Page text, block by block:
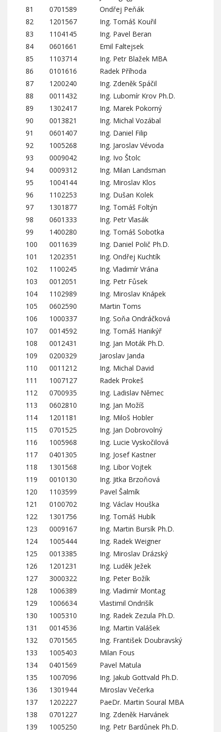
81
0701589
Ondřej Peňák
82
1201567
Ing. Tomáš Kouřil
83
1104145
Ing. Pavel Beran
84
0601661
Emil Faltejsek
85
1103714
Ing. Petr Blažek MBA
86
0101616
Radek Příhoda
87
1200240
Ing. Zdeněk Spáčil
88
0011432
Ing. Lubomír Krov Ph.D.
89
1302417
Ing. Marek Pokorný
90
0013821
Ing. Michal Vozábal
91
0601407
Ing. Daniel Filip
92
1005268
Ing. Jaroslav Vévoda
93
0009042
Ing. Ivo Štolc
94
0009312
Ing. Milan Landsman
95
1004144
Ing. Miroslav Klos
96
1102253
Ing. Dušan Kolek
97
1301877
Ing. Tomáš Foltýn
98
0601333
Ing. Petr Vlasák
99
1400280
Ing. Tomáš Sobotka
100
0011639
Ing. Daniel Polič Ph.D.
101
1202351
Ing. Ondřej Kuchtík
102
1100245
Ing. Vladimír Vrána
103
0012051
Ing. Petr Fůsek
104
1102989
Ing. Miroslav Knápek
105
0602590
Martin Toms
106
1000337
Ing. Soňa Ondráčková
107
0014592
Ing. Tomáš Hanikýř
108
0012431
Ing. Jan Moták Ph.D.
109
0200329
Jaroslav Janda
110
0011212
Ing. Michal David
111
1007127
Radek Prokeš
112
0700935
Ing. Ladislav Němec
113
0602810
Ing. Jan Možíš
114
1201181
Ing. Miloš Hobler
115
0701525
Ing. Jan Dobrovolný
116
1005968
Ing. Lucie Vyskočilová
117
0401305
Ing. Josef Kastner
118
1301568
Ing. Libor Vojtek
119
0010130
Ing. Jitka Brzoňová
120
1103599
Pavel Šalmík
121
0100702
Ing. Václav Houška
122
1301756
Ing. Tomáš Hubík
123
0009167
Ing. Martin Bursík Ph.D.
124
1005444
Ing. Radek Weigner
125
0013385
Ing. Miroslav Drázský
126
1201231
Ing. Luděk Ježek
127
3000322
Ing. Peter Božík
128
1006389
Ing. Vladimír Montag
129
1006634
Vlastimil Ondrišík
130
1005310
Ing. Radek Zezula Ph.D.
131
0014536
Ing. Martin Valášek
132
0701565
Ing. František Doubravský
133
1005403
Milan Fous
134
0401569
Pavel Matula
135
1007096
Ing. Jakub Gottvald Ph.D.
136
1301944
Miroslav Večerka
137
1202227
PaeDr. Martin Soural MBA
138
0701227
Ing. Zdeněk Harvánek
139
1005250
Ing. Petr Bardůnek Ph.D.